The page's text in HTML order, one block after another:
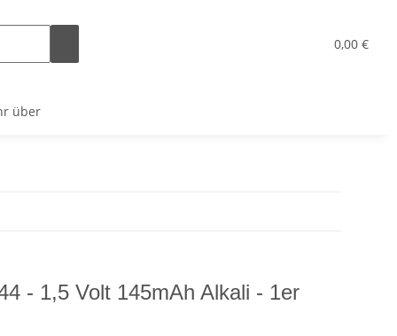
0,00 €
über
- 1,5 Volt 145mAh Alkali - 1er